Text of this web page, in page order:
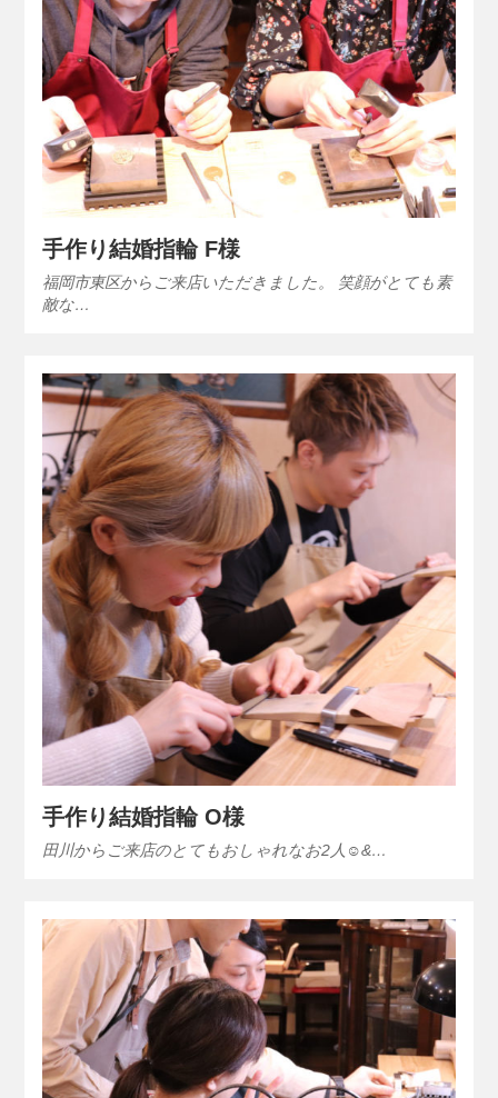
手作り結婚指輪 F様
福岡市東区からご来店いただきました。 笑顔がとても素
敵な…
手作り結婚指輪 O様
田川からご来店のとてもおしゃれなお2人☺&…